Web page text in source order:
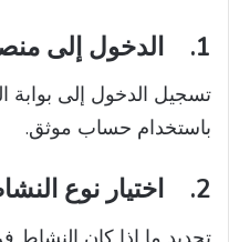
1. الدخول إلى
تسجيل الدخول إلى بوابة
باستخدام حساب موثق.
2. اختيار نوع